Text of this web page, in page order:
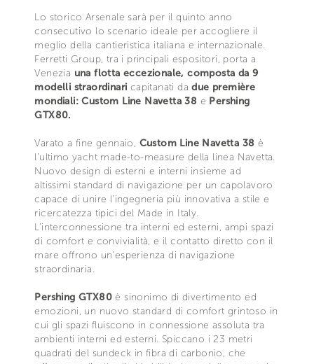
Lo storico Arsenale sarà per il quinto anno
consecutivo lo scenario ideale per accogliere il
meglio della cantieristica italiana e internazionale.
Ferretti Group, tra i principali espositori, porta a
Venezia una flotta eccezionale, composta da 9
modelli straordinari capitanati da due première
mondiali: Custom Line Navetta 38 e Pershing
GTX80.
Varato a fine gennaio, Custom Line Navetta 38 è
l’ultimo yacht made-to-measure della linea Navetta.
Nuovo design di esterni e interni insieme ad
altissimi standard di navigazione per un capolavoro
capace di unire l’ingegneria più innovativa a stile e
ricercatezza tipici del Made in Italy.
L’interconnessione tra interni ed esterni, ampi spazi
di comfort e convivialità, e il contatto diretto con il
mare offrono un'esperienza di navigazione
straordinaria.
Pershing GTX80è sinonimo di divertimento ed
emozioni, un nuovo standard di comfort grintoso in
cui gli spazi fluiscono in connessione assoluta tra
ambienti interni ed esterni. Spiccano i 23 metri
quadrati del sundeck in fibra di carbonio, che